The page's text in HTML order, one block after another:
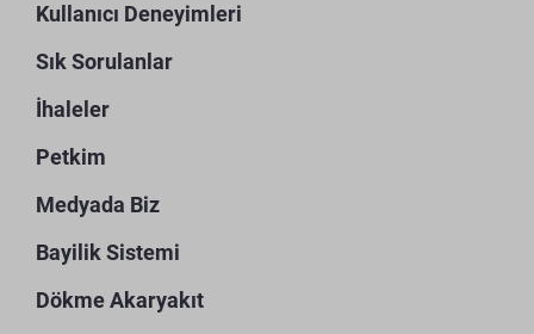
Kullanıcı Deneyimleri
Sık Sorulanlar
İhaleler
Petkim
Medyada Biz
Bayilik Sistemi
Dökme Akaryakıt